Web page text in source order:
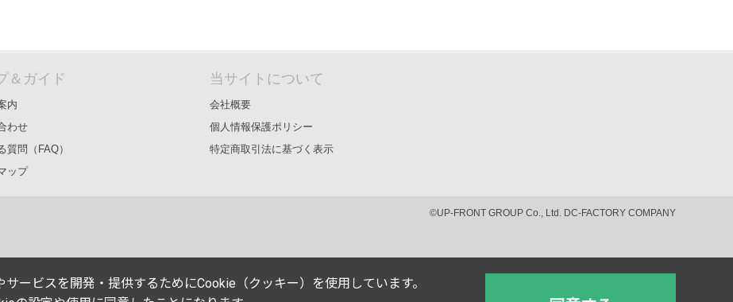
＆ガイド
内
わせ
質問（FAQ）
ップ
当サイトについて
会社概要
個人情報保護ポリシー
特定商取引法に基づく表示
©UP-FRONT GROUP Co., Ltd. DC-FACTORY COMPANY
ービスを開発・提供するためにCookie（クッキー）を使用しています。